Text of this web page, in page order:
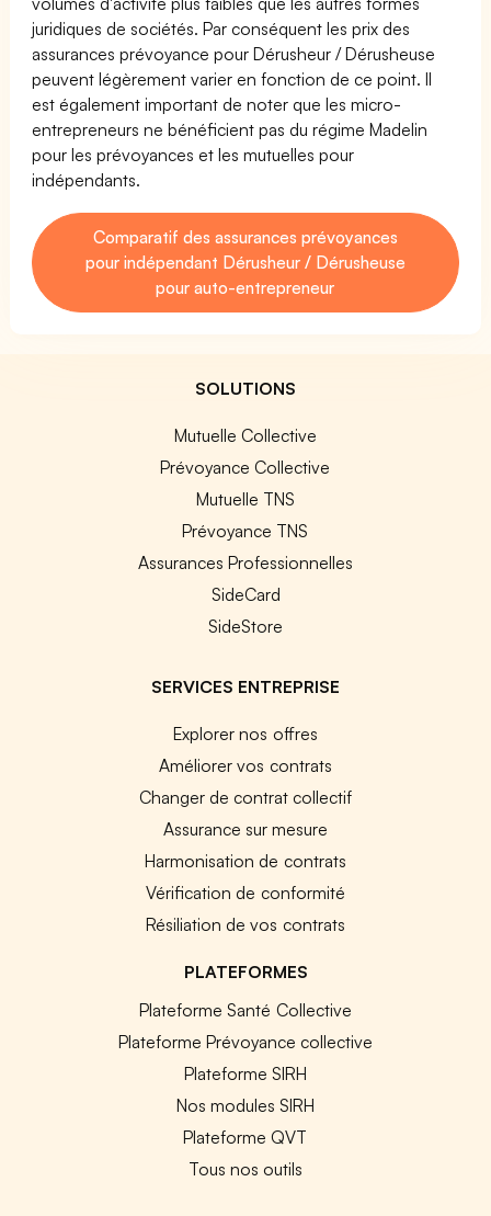
juridiques de sociétés. Par conséquent les prix des
assurances prévoyance pour Dérusheur / Dérusheuse
peuvent légèrement varier en fonction de ce point. Il
est également important de noter que les micro-
entrepreneurs ne bénéficient pas du régime Madelin
pour les prévoyances et les mutuelles pour
indépendants.
Comparatif des assurances prévoyances
pour indépendant Dérusheur / Dérusheuse
pour auto-entrepreneur
SOLUTIONS
Mutuelle Collective
Prévoyance Collective
Mutuelle TNS
Prévoyance TNS
Assurances Professionnelles
SideCard
SideStore
SERVICES ENTREPRISE
Explorer nos offres
Améliorer vos contrats
Changer de contrat collectif
Assurance sur mesure
Harmonisation de contrats
Vérification de conformité
Résiliation de vos contrats
PLATEFORMES
Plateforme Santé Collective
Plateforme Prévoyance collective
Plateforme SIRH
Nos modules SIRH
Plateforme QVT
Tous nos outils